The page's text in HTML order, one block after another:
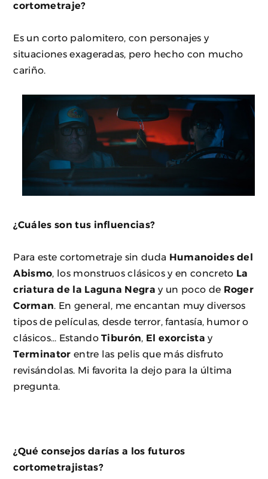
cortometraje?
Es un corto palomitero, con personajes y
situaciones exageradas, pero hecho con mucho
cariño.
¿Cuáles son tus influencias?
Para este cortometraje sin duda Humanoides del
Abismo, los monstruos clásicos y en concreto La
criatura de la Laguna Negra y un poco de Roger
Corman. En general, me encantan muy diversos
tipos de películas, desde terror, fantasía, humor o
clásicos… EstandoTiburón, El exorcista y
Terminator entre las pelis que más disfruto
revisándolas. Mi favorita la dejo para la última
pregunta.
¿Qué consejos darías a los futuros
cortometrajistas?